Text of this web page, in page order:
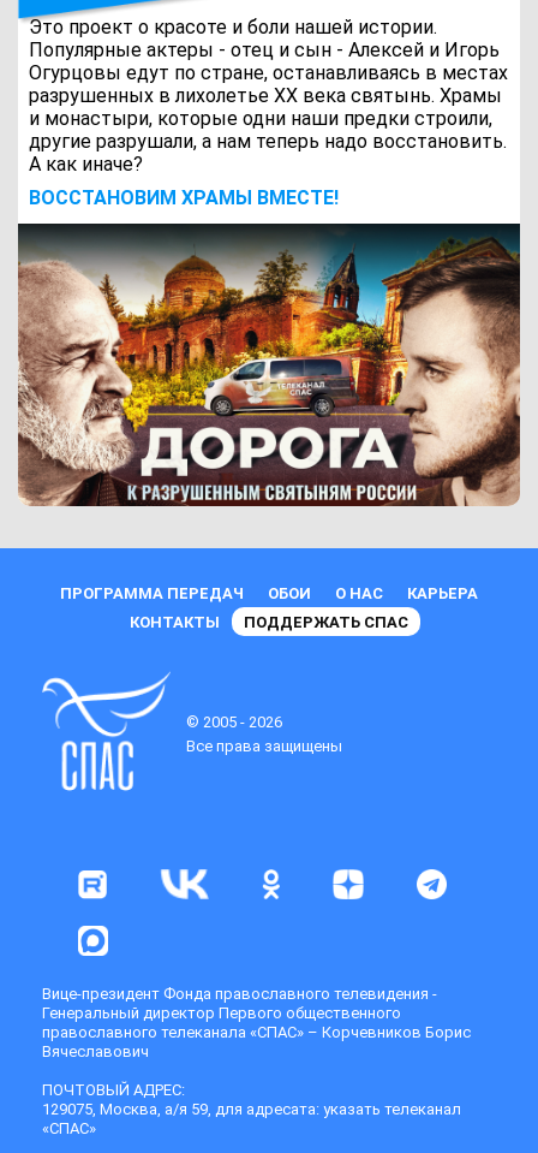
Это проект о красоте и боли нашей истории.
Популярные актеры - отец и сын - Алексей и Игорь
Огурцовы едут по стране, останавливаясь в местах
разрушенных в лихолетье ХХ века святынь. Храмы
и монастыри, которые одни наши предки строили,
другие разрушали, а нам теперь надо восстановить.
А как иначе?
ВОCСТАНОВИМ ХРАМЫ ВМЕСТЕ!
ПРОГРАММА ПЕРЕДАЧ ОБОИ О НАС
КАРЬЕРА
КОНТАКТЫ
ПОДДЕРЖАТЬ СПАС
© 2005 - 2026
Все права защищены
Вице-президент Фонда православного телевидения -
Генеральный директор Первого общественного
православного телеканала «СПАС» – Корчевников Борис
Вячеславович
ПОЧТОВЫЙ АДРЕС:
129075, Москва, а/я 59, для адресата: указать телеканал
«СПАС»